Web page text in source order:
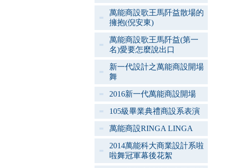
萬能商設歌王馬阡益散場的
擁抱(倪安東)
萬能商設歌王馬阡益(第一
名)愛要怎麼說出口
新一代設計之萬能商設開場
舞
2016新一代萬能商設開場
105級畢業典禮商設系表演
萬能商設RINGA LINGA
2014萬能科大商業設計系啦
啦舞冠軍幕後花絮